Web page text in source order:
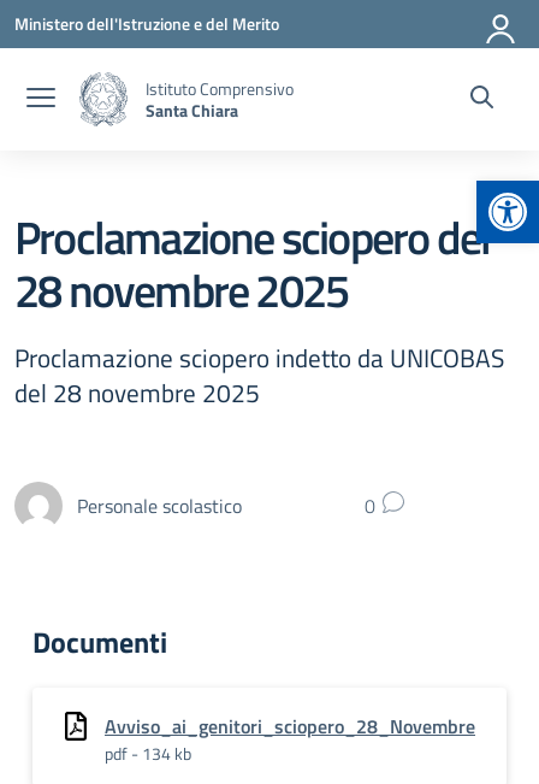
Vai ai contenuti
Vai al menu di navigazione
Vai al footer
Ministero dell'Istruzione e del Merito
Istituto Comprensivo
Santa Chiara
Proclamazione sciopero del
28 novembre 2025
Proclamazione sciopero indetto da UNICOBAS
del 28 novembre 2025
Personale scolastico 0
Documenti
Avviso_ai_genitori_sciopero_28_Novembre
pdf - 134 kb